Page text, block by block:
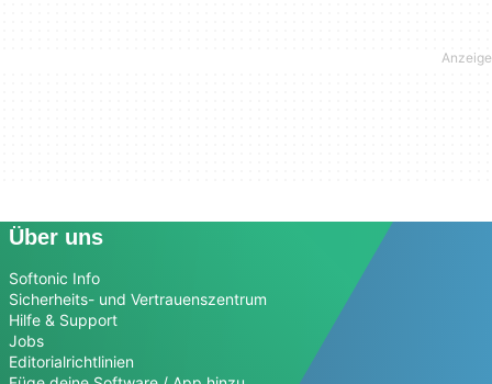
Über uns
Softonic Info
Sicherheits- und Vertrauenszentrum
Hilfe & Support
Jobs
Editorialrichtlinien